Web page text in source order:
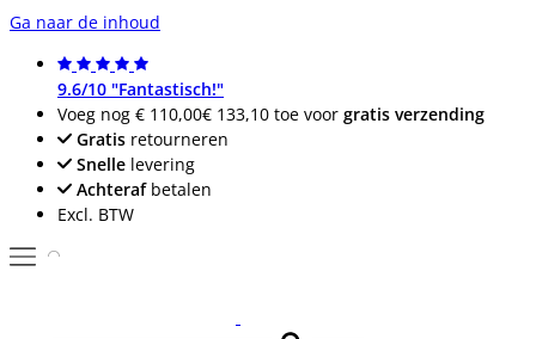
Ga naar de inhoud
9.6/10 "Fantastisch!"
Voeg nog € 110,00€ 133,10 toe voor gratis verzending
Gratis retourneren
Snelle levering
Achterafbetalen
Excl. BTW